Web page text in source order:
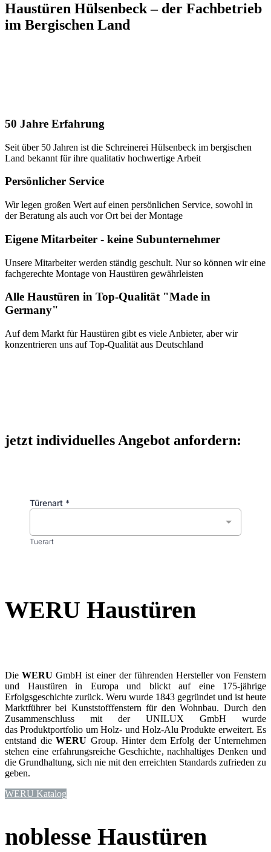
Haustüren Hülsenbeck – der Fachbetrieb
im Bergischen Land
50 Jahre Erfahrung
Seit über 50 Jahren ist die Schreinerei Hülsenbeck im bergischen
Land bekannt für ihre qualitativ hochwertige Arbeit
Persönlicher Service
Wir legen großen Wert auf einen persönlichen Service, sowohl in
der Beratung als auch vor Ort bei der Montage
Eigene Mitarbeiter - keine Subunternehmer
Unsere Mitarbeiter werden ständig geschult. Nur so können wir eine
fachgerechte Montage von Haustüren gewährleisten
Alle Haustüren in Top-Qualität "Made in
Germany"
Auf dem Markt für Haustüren gibt es viele Anbieter, aber wir
konzentrieren uns auf Top-Qualität aus Deutschland
jetzt individuelles Angebot anfordern:
WERU Haustüren
DieWERU GmbH ist einer der führenden Hersteller von Fenstern
und Haustüren in Europa und blickt auf eine 175-jährige
Erfolgsgeschichte zurück. Weru wurde 1843 gegründet und ist heute
Marktführer bei Kunststofffenstern für den Wohnbau. Durch den
Zusammenschluss mit der UNILUX GmbH wurde
das Produktportfolio um Holz- und Holz-Alu Produkte erweitert. Es
entstand die WERU Group. Hinter dem Erfolg der Unternehmen
stehen eine erfahrungsreiche Geschichte, nachhaltiges Denken und
die Grundhaltung, sich nie mit den erreichten Standards zufrieden zu
geben.
WERU Katalog
noblesse Haustüren